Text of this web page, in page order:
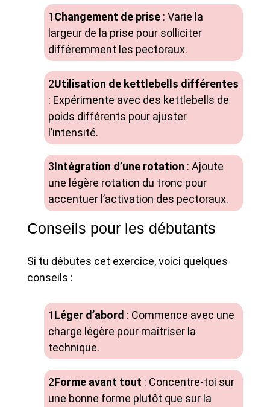
Changement de prise: Varie la
largeur de la prise pour solliciter
différemment les pectoraux.
Utilisation de kettlebells différentes
: Expérimente avec des kettlebells de
poids différents pour ajuster
l’intensité.
Intégration d’une rotation : Ajoute
une légère rotation du tronc pour
accentuer l’activation des pectoraux.
Conseils pour les débutants
Si tu débutes cet exercice, voici quelques
conseils :
Léger d’abord : Commence avec une
charge légère pour maîtriser la
technique.
Forme avant tout : Concentre-toi sur
une bonne forme plutôt que sur la